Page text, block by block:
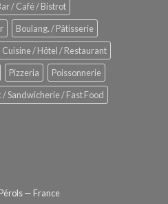
/ Café / Bistrot
Boulang. / Pâtisserie
Cuisine / Hôtel / Restaurant
Pizzeria
Poissonnerie
/ Sandwicherie / Fast Food
— France